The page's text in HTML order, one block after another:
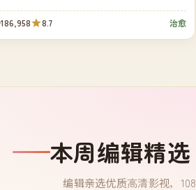
186,958 8.7 治愈
本周编辑精
编辑亲选优质高清影视，